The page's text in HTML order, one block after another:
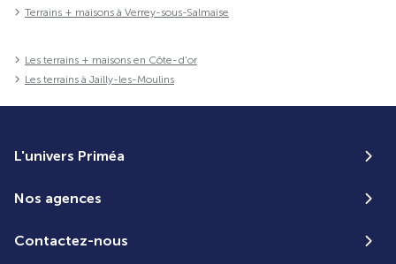
Terrains + maisons à Verrey-sous-Salmaise
Les terrains + maisons en Côte-d'or
Les terrains à Jailly-les-Moulins
L'univers Priméa
Nos agences
Contactez-nous